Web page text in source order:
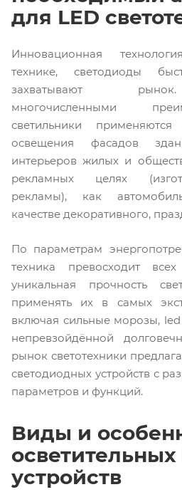
для LED
Инновационная
технике, светодиоды
захватывают
многочисленными
светильники
освещения фасадов
интерьеров жилых и
рекламных целях
рекламы), как
качестве декоративного,
По параметрам
техника превосходит
уникальная прочность
применять их в самых
включая сильные морозы,
непревзойдённой
рынок светотехники
светодиодных устройств с
параметров и функций.
Виды и
осветительных
устройств